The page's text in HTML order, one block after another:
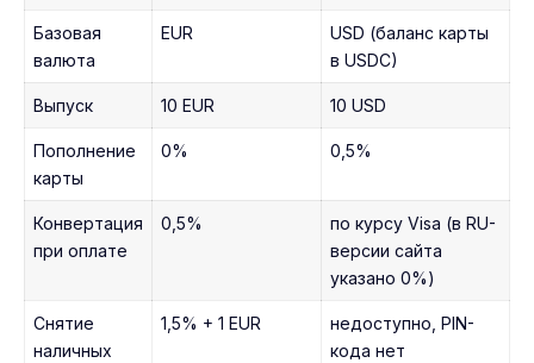
Базовая
валюта
EUR
USD (баланс карты
в USDC)
Выпуск 10 EUR 10 USD
Пополнение
карты
0% 0,5%
Конвертация
при оплате
0,5%
по курсу Visa (в RU-
версии сайта
указано 0%)
Снятие
наличных
1,5% + 1 EUR
недоступно, PIN-
кода нет